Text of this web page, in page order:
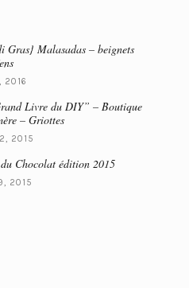
Gras} Malasadas – beignets
2016
Livre du DIY” – Boutique
– Griottes
2015
Chocolat édition 2015
2015